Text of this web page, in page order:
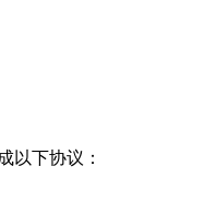
以下协议：